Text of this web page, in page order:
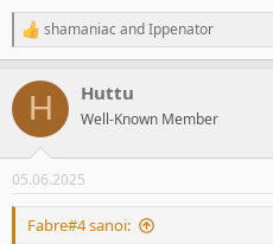
R
e
c
i
s
:
shamaniacandIppenator
H Huttu
Well-Known Member
05.06.2025
Fabre#4 sanoi: